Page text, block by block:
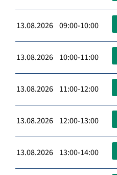
13.08.2026 09:00-10:00
13.08.2026 10:00-11:00
13.08.2026 11:00-12:00
13.08.2026 12:00-13:00
13.08.2026 13:00-14:00